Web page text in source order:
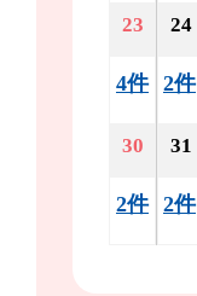
23
4件
24
2件
30
2件
31
2件